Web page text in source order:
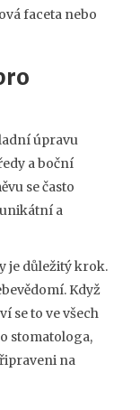
faceta nebo
úpravu
a boční
se často
unikátní a
je důležitý krok.
Když
se to ve všech
stomatologa,
na